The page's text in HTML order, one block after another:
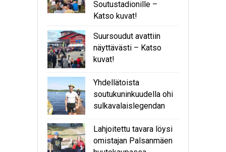
Soutustadionille –
Katso kuvat!
Suursoudut avattiin
näyttävästi – Katso
kuvat!
Yhdellätoista
soutukuninkuudella ohi
sulkavalaislegendan
Lahjoitettu tavara löysi
omistajan Palsanmäen